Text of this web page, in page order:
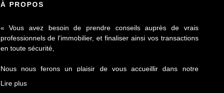
À PROPOS
« Vous avez besoin de prendre conseils auprès de vrais
professionnels de l'immobilier, et finaliser ainsi vos transactions
en toute sécurité,
Nous nous ferons un plaisir de vous accueillir dans notre
de Rennes sur l'axe Rennes-Nantes.
Lire plus